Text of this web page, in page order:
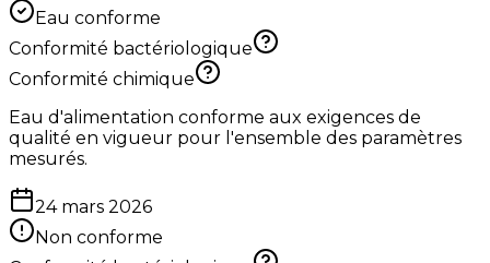
Eau conforme
Conformité bactériologique
Conformité chimique
Eau d'alimentation conforme aux exigences de
qualité en vigueur pour l'ensemble des paramètres
mesurés.
24 mars 2026
Non conforme